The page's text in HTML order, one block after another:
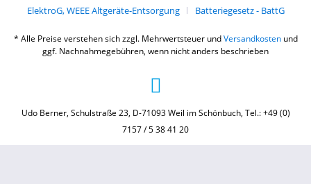
ElektroG, WEEE Altgeräte-Entsorgung
Batteriegesetz - BattG
* Alle Preise verstehen sich zzgl. Mehrwertsteuer undVersandkostenund
ggf. Nachnahmegebühren, wenn nicht anders beschrieben
Udo Berner, Schulstraße 23, D-71093 Weil im Schönbuch, Tel.: +49 (0)
7157 / 5 38 41 20